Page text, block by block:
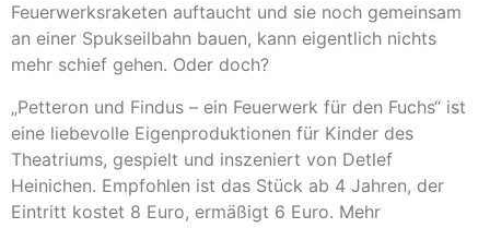
Feuerwerksraketen auftaucht und sie noch gemeinsam
an einer Spukseilbahn bauen, kann eigentlich nichts
mehr schief gehen. Oder doch?
„Petteron und Findus – ein Feuerwerk für den Fuchs“ ist
eine liebevolle Eigenproduktionen für Kinder des
Theatriums, gespielt und inszeniert von Detlef
Heinichen. Empfohlen ist das Stück ab 4 Jahren, der
Eintritt kostet 8 Euro, ermäßigt 6 Euro. Mehr